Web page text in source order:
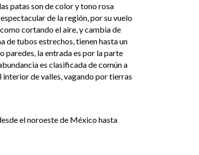
patas son de color y tono rosa
de la región, por su vuelo
cortando el aire, y cambia de
de tubos estrechos, tienen hasta un
paredes, la entrada es por la parte
es clasificada de común a
interior de valles, vagando por tierras
el noroeste de México hasta